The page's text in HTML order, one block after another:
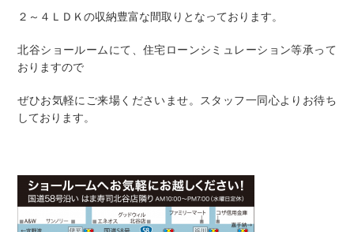
２～４ＬＤＫの収納豊富な間取りとなっております。
北谷ショールームにて、住宅ローンシミュレーション等承って
おりますので
ぜひお気軽にご来場くださいませ。スタッフ一同心よりお待ち
しております。